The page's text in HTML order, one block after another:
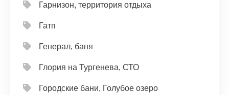
Гарнизон, территория отдыха
Гатп
Генерал, баня
Глория на Тургенева, СТО
Городские бани, Голубое озеро